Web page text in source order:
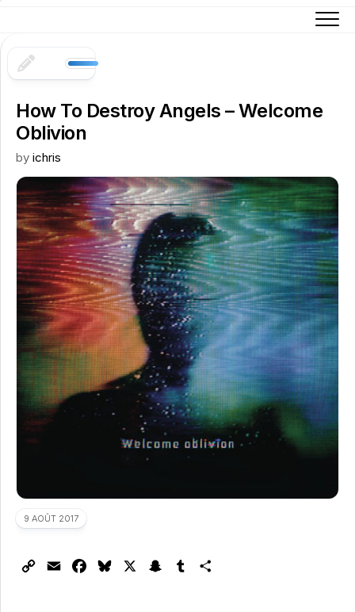
content
How To Destroy Angels – Welcome
Oblivion
by ichris
9 AOÛT 2017
Copy Email FacebookBluesky Snapchat
Tumblr